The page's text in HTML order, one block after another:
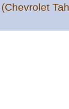
(Chevrolet